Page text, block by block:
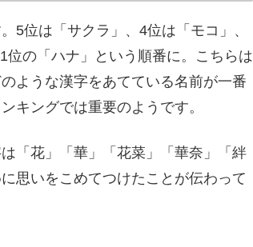
5位は「サクラ」、4位は「モコ」、
の「ハナ」という順番に。こちらは
ような漢字をあてている名前が一番
キングでは重要のようです。
「花」「華」「花菜」「華奈」「絆
思いをこめてつけたことが伝わって